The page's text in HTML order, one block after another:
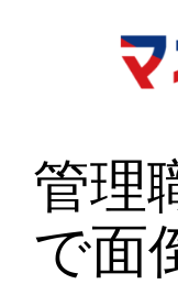
管理
で面